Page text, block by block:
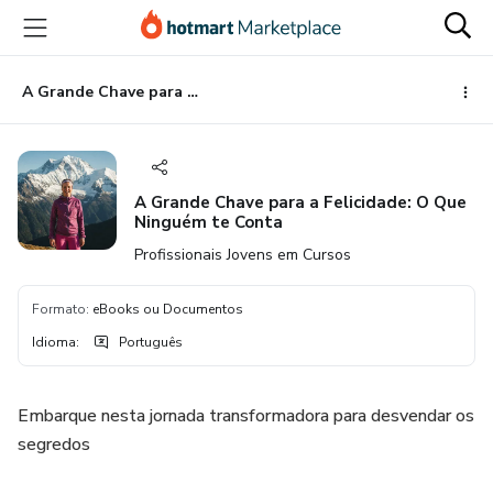
para
conteúdo
principal
para
pagamento
para
rodapé
A Grande Chave para a Felicidade: O Que Ninguém te Conta
A Grande Chave para a Felicidade: O Que
Ninguém te Conta
Profissionais Jovens em Cursos
Formato: eBooks ou Documentos
Idioma: Português
Embarque nesta jornada transformadora para desvendar os
segredos